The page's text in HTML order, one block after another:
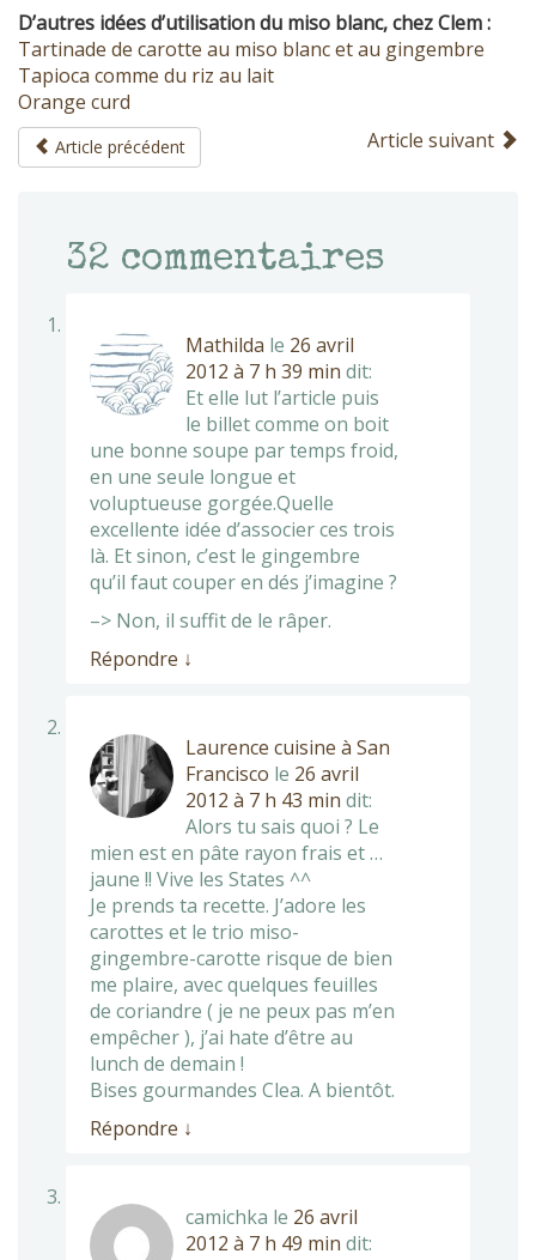
D’autres idées d’utilisation du miso blanc, chez Clem :
Tartinade de carotte au miso blanc et au gingembre
Tapioca comme du riz au lait
Orange curd
Article précédent Article suivant
32 commentaires
Mathilda le 26 avril
2012 à 7 h 39 min dit:
Et elle lut l’article puis
le billet comme on boit
une bonne soupe par temps froid,
en une seule longue et
voluptueuse gorgée.Quelle
excellente idée d’associer ces trois
là. Et sinon, c’est le gingembre
qu’il faut couper en dés j’imagine ?
–> Non, il suffit de le râper.
Répondre ↓
Laurence cuisine à San
Francisco le 26 avril
2012 à 7 h 43 min dit:
Alors tu sais quoi ? Le
mien est en pâte rayon frais et …
jaune !! Vive les States ^^
Je prends ta recette. J’adore les
carottes et le trio miso-
gingembre-carotte risque de bien
me plaire, avec quelques feuilles
de coriandre ( je ne peux pas m’en
empêcher ), j’ai hate d’être au
lunch de demain !
Bises gourmandes Clea. A bientôt.
Répondre ↓
camichka le 26 avril
2012 à 7 h 49 min dit: